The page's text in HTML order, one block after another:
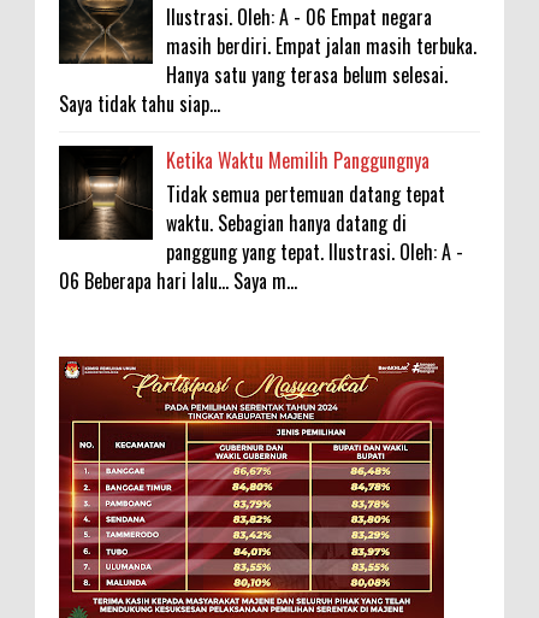
Ilustrasi. Oleh: A - 06 Empat negara
masih berdiri. Empat jalan masih terbuka.
Hanya satu yang terasa belum selesai.
Saya tidak tahu siap...
Ketika Waktu Memilih Panggungnya
Tidak semua pertemuan datang tepat
waktu. Sebagian hanya datang di
panggung yang tepat. Ilustrasi. Oleh: A -
06 Beberapa hari lalu... Saya m...